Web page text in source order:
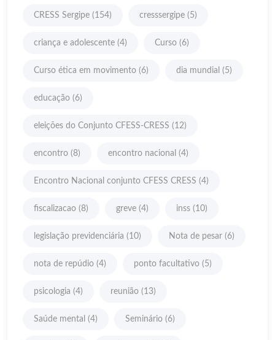
CRESS Sergipe (154) cresssergipe (5)
criança e adolescente (4) Curso (6)
Curso ética em movimento (6) dia mundial (5)
educação (6)
eleições do Conjunto CFESS-CRESS (12)
encontro (8) encontro nacional (4)
Encontro Nacional conjunto CFESS CRESS (4)
fiscalizacao (8) greve (4) inss (10)
legislação previdenciária (10) Nota de pesar (6)
nota de repúdio (4) ponto facultativo (5)
psicologia (4) reunião (13)
Saúde mental (4) Seminário (6)